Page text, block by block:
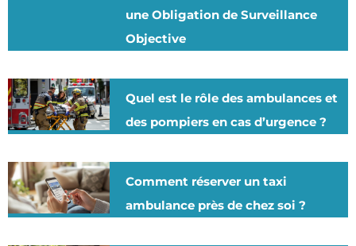
une Obligation de Surveillance
Objective
Quel est le rôle des ambulances et
des pompiers en cas d’urgence ?
Comment réserver un taxi
ambulance près de chez soi ?